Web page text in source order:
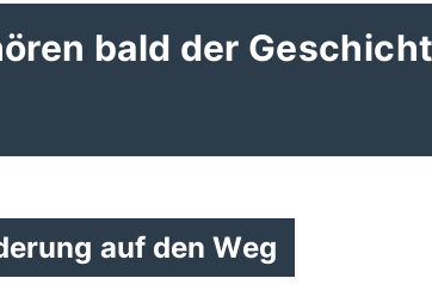
bald der
auf den Weg